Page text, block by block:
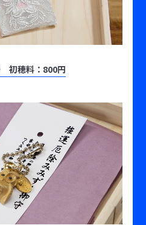
初穂料：800円